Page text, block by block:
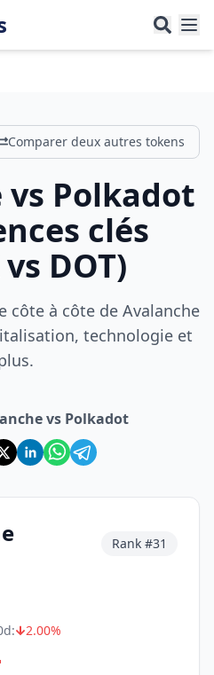
Comparer deux autres tokens
vs Polkadot
clés
DOT)
côte à côte de Avalanche
technologie et
vs Polkadot
Rank #31
2.00%